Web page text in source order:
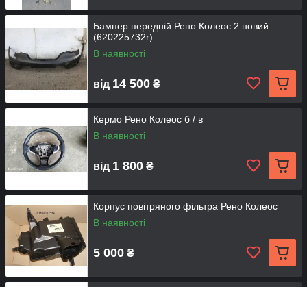
Бампер передній Рено Колеос 2 новий
(620225732r)
В наявності
від 14 500 ₴
Кермо Рено Колеос б / в
В наявності
від 1 800 ₴
Корпус повітряного фільтра Рено Колеос
В наявності
5 000 ₴